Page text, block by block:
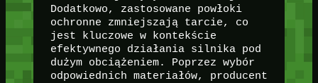
Dodatkowo, zastosowane powłoki
ochronne zmniejszają tarcie, co
jest kluczowe w kontekście
efektywnego działania silnika pod
dużym obciążeniem. Poprzez wybór
odpowiednich materiałów, producent